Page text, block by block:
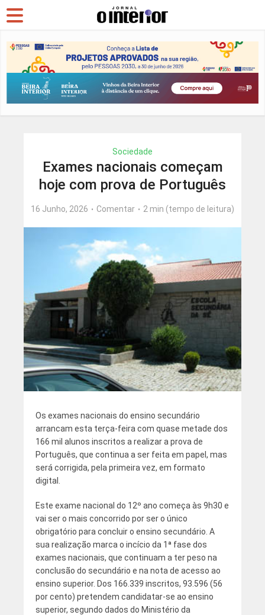
Sociedade
Exames nacionais começam
hoje com prova de Português
16 Junho, 2026 Comentar 2 min (tempo de leitura)
Os exames nacionais do ensino secundário
arrancam esta terça-feira com quase metade dos
166 mil alunos inscritos a realizar a prova de
Português, que continua a ser feita em papel, mas
será corrigida, pela primeira vez, em formato
digital.
Este exame nacional do 12º ano começa às 9h30 e
vai ser o mais concorrido por ser o único
obrigatório para concluir o ensino secundário. A
sua realização marca o incício da 1ª fase dos
exames nacionais, que continuam a ter peso na
conclusão do secundário e na nota de acesso ao
ensino superior. Dos 166.339 inscritos, 93.596 (56
por cento) pretendem candidatar-se ao ensino
superior, segundo dados do Ministério da